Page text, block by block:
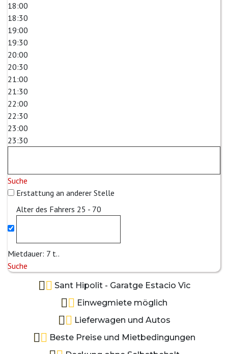
18:00
18:30
19:00
19:30
20:00
20:30
21:00
21:30
22:00
22:30
23:00
23:30
Suche
Erstattung an anderer Stelle
Alter des Fahrers 25 - 70
Mietdauer: 7 t..
Suche
Sant Hipolit - Garatge Estacio Vic
Einwegmiete möglich
Lieferwagen und Autos
Beste Preise und Mietbedingungen